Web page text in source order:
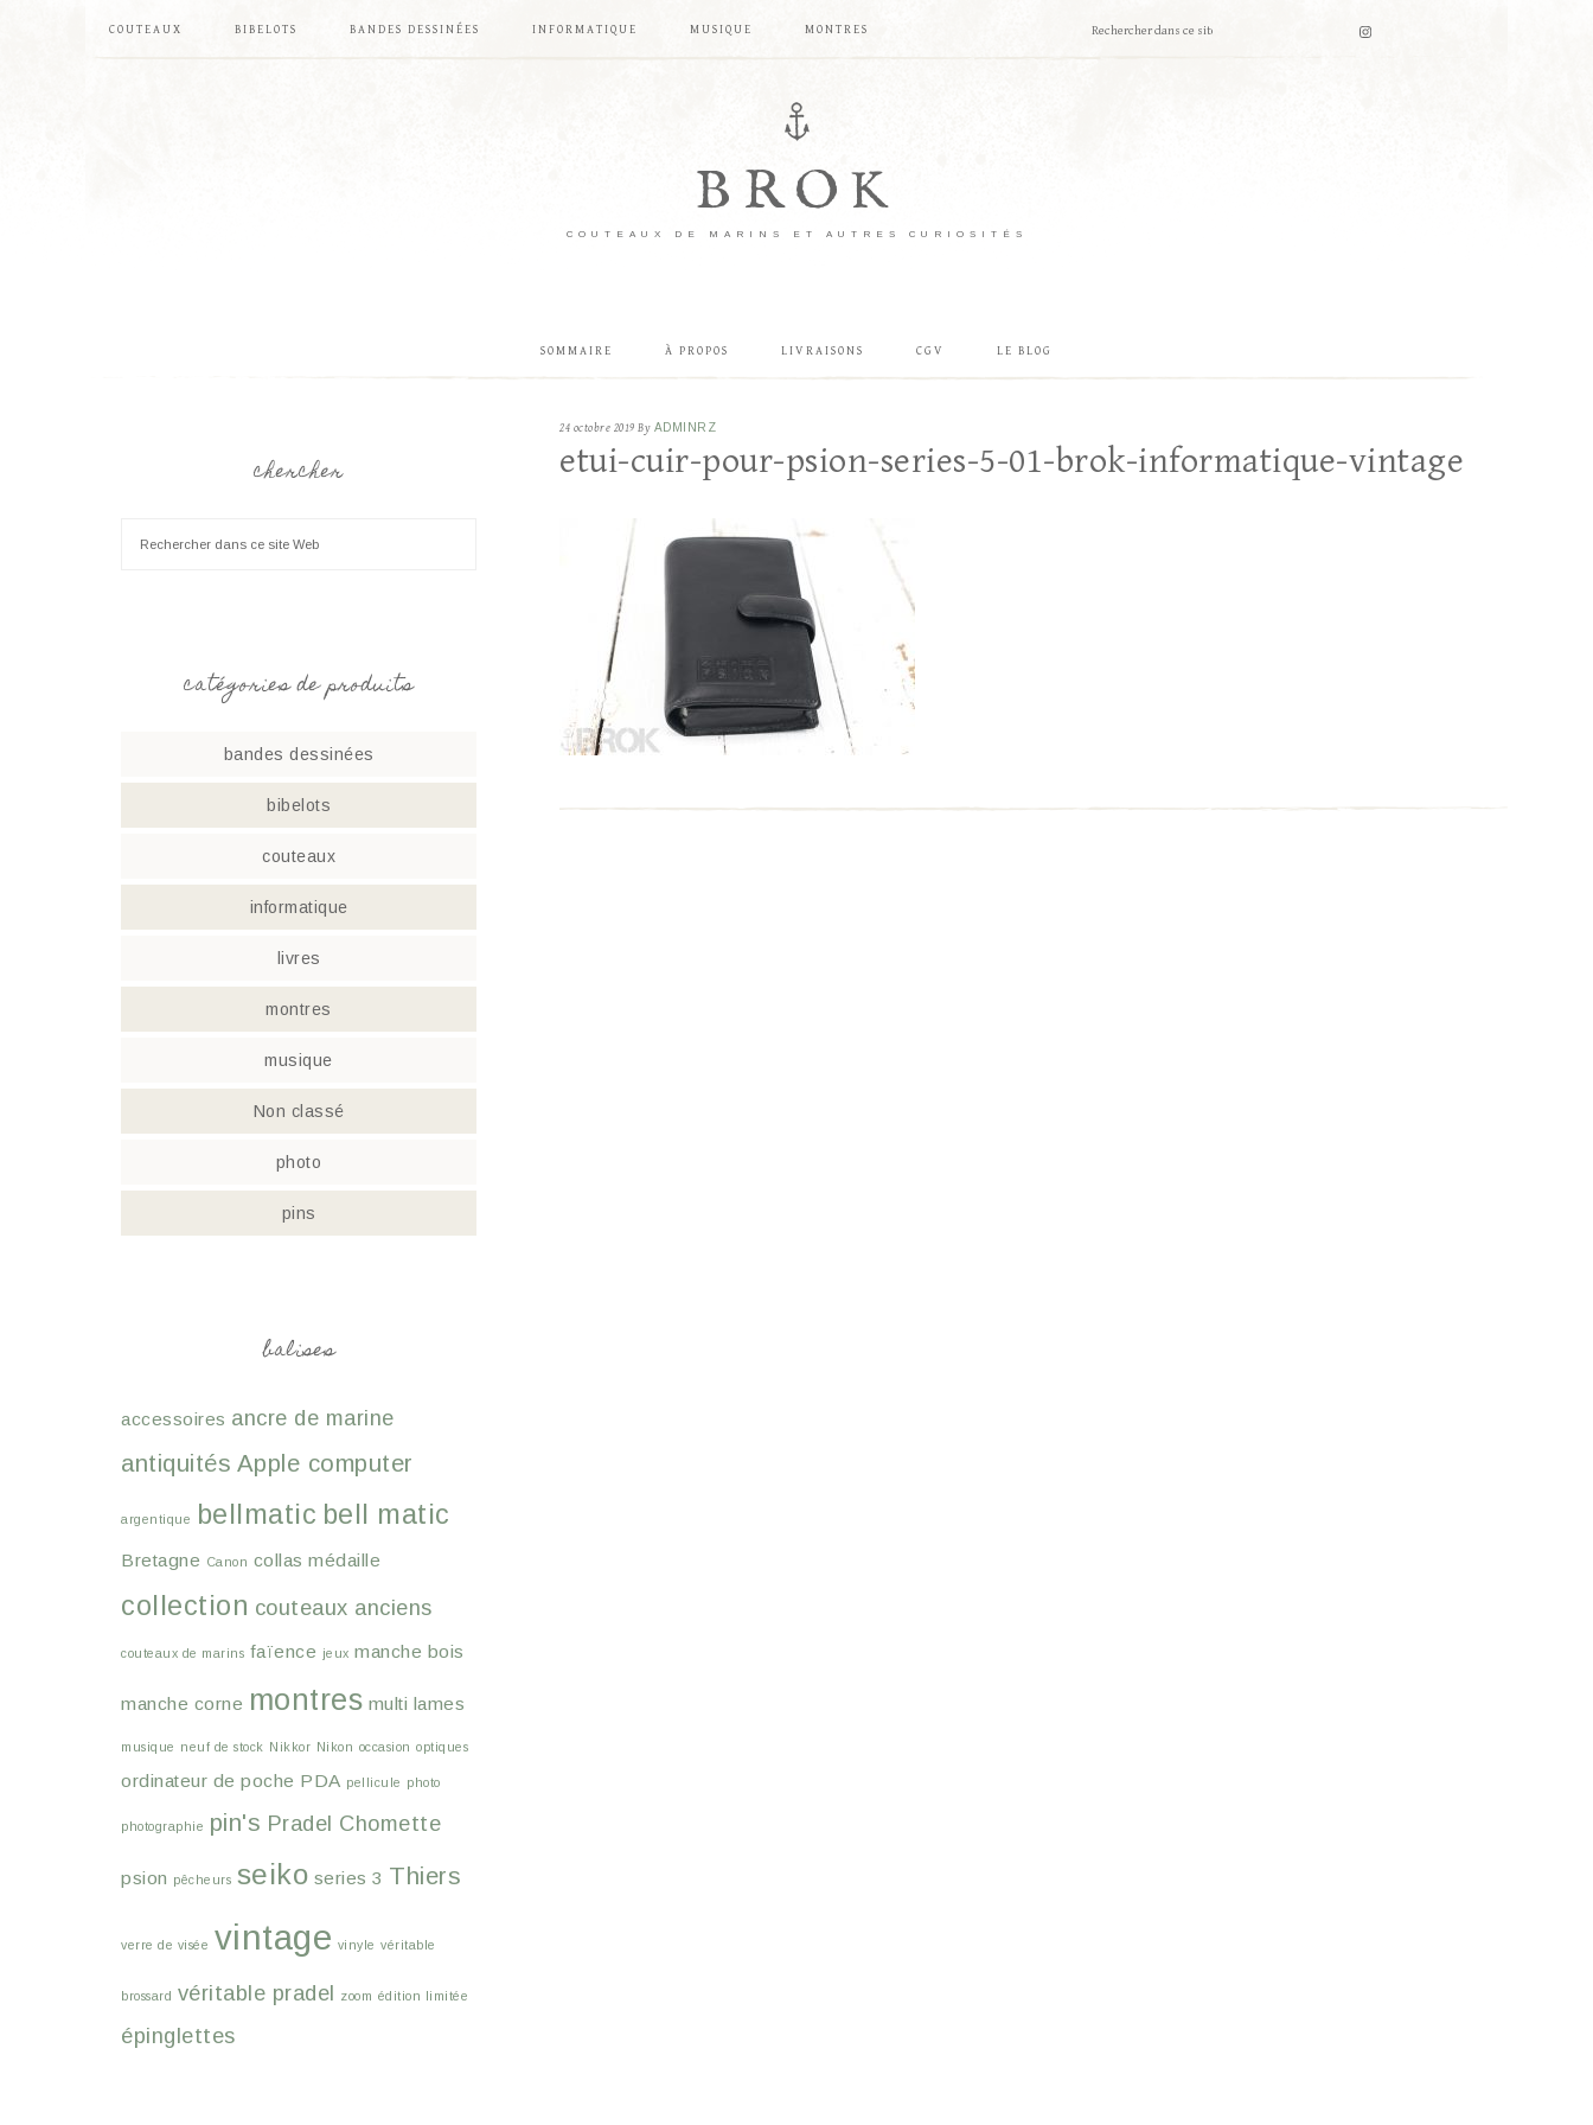
COUTEAUX BIBELOTS BANDES DESSINÉES INFORMATIQUE MUSIQUE MONTRES
BROK
COUTEAUX DE MARINS ET AUTRES CURIOSITÉS
SOMMAIRE À PROPOS LIVRAISONS CGV LE BLOG
24 octobre 2019 By ADMINRZ
etui-cuir-pour-psion-series-5-01-brok-informatique-vintage
chercher
catégories de produits
bandes dessinées
bibelots
couteaux
informatique
livres
montres
musique
Non classé
photo
pins
balises
accessoires ancre de marine
antiquités Apple computer
argentique bellmatic bell matic
Bretagne Canon collas médaille
collection couteaux anciens
couteaux de marins faïence jeux manche bois
manche corne montres multi lames
musique neuf de stock Nikkor Nikon occasion optiques
ordinateur de poche PDA pellicule photo
photographie pin's Pradel Chomette
psion pêcheurs seiko series 3 Thiers
verre de visée vintage vinyle véritable
brossard véritable pradel zoom édition limitée
épinglettes